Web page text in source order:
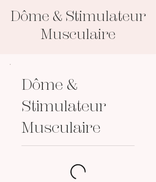
Dôme & Stimulateur
Musculaire
Dôme &
Stimulateur
Musculaire